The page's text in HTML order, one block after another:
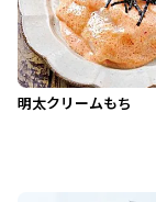
明太クリームもち